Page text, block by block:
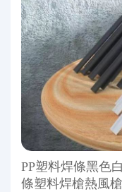
PP塑料焊條黑色
條塑料焊槍熱風槍